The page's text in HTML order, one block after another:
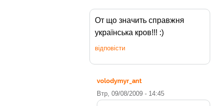
От що значить справжня
українська кров!!! :)
відповісти
volodymyr_ant
Втр, 09/08/2009 - 14:45